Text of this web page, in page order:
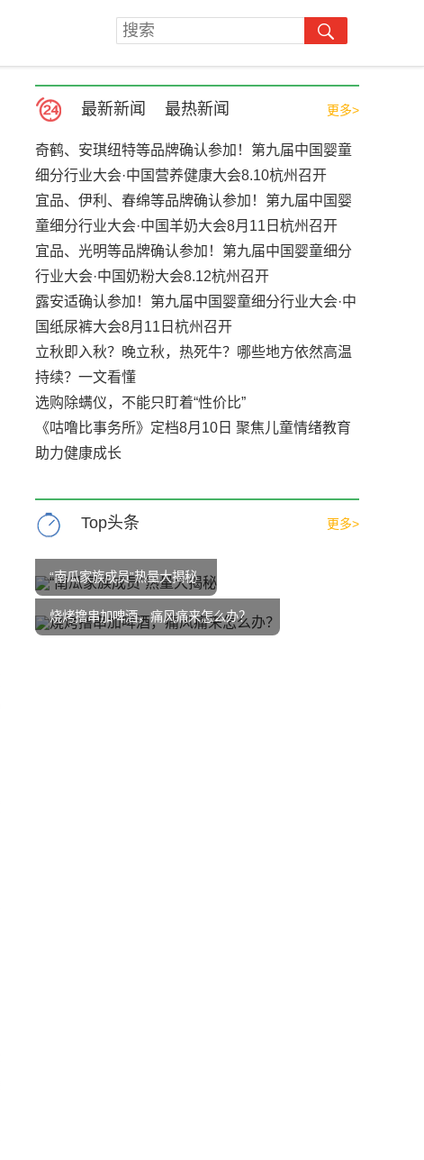
最新新闻 最热新闻 更多>
奇鹤、安琪纽特等品牌确认参加！第九届中国婴童
细分行业大会·中国营养健康大会8.10杭州召开
宜品、伊利、春绵等品牌确认参加！第九届中国婴
童细分行业大会·中国羊奶大会8月11日杭州召开
宜品、光明等品牌确认参加！第九届中国婴童细分
行业大会·中国奶粉大会8.12杭州召开
露安适确认参加！第九届中国婴童细分行业大会·中
国纸尿裤大会8月11日杭州召开
立秋即入秋？晚立秋，热死牛？哪些地方依然高温
持续？一文看懂
选购除螨仪，不能只盯着“性价比”
《咕噜比事务所》定档8月10日 聚焦儿童情绪教育
助力健康成长
Top头条 更多>
“南瓜家族成员”热量大揭秘
烧烤撸串加啤酒，痛风痛来怎么办？